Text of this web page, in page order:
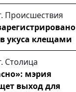
Происшествия
укуса клещами
Столица
мэрия
выход для